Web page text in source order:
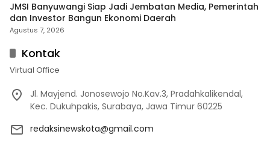
JMSI Banyuwangi Siap Jadi Jembatan Media, Pemerintah
dan Investor Bangun Ekonomi Daerah
Agustus 7, 2026
Kontak
Virtual Office
Jl. Mayjend. Jonosewojo No.Kav.3, Pradahkalikendal,
Kec. Dukuhpakis, Surabaya, Jawa Timur 60225
redaksinewskota@gmail.com